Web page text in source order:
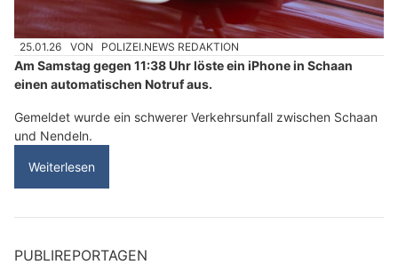
25.01.26 VON POLIZEI.NEWS REDAKTION
Am Samstag gegen 11:38 Uhr löste ein iPhone in Schaan
einen automatischen Notruf aus.
Gemeldet wurde ein schwerer Verkehrsunfall zwischen Schaan
und Nendeln.
Weiterlesen
PUBLIREPORTAGEN